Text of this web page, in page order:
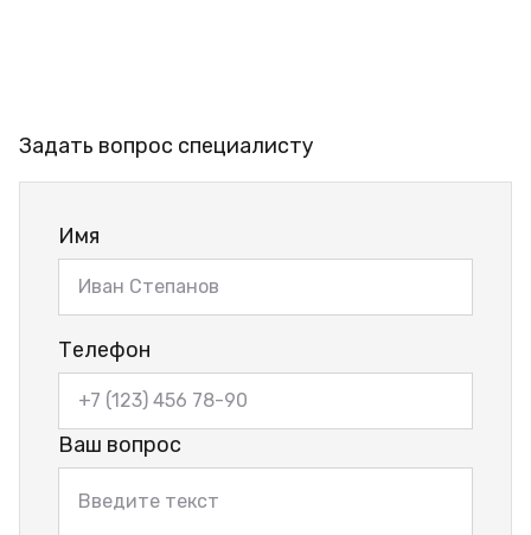
Задать вопрос специалисту
Имя
Телефон
Ваш вопрос